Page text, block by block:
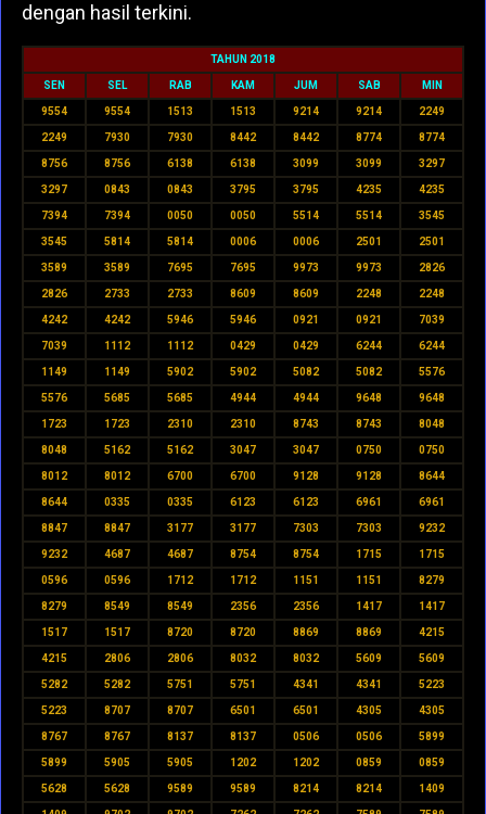
dengan hasil terkini.
TAHUN 2018
SEN SEL RAB KAM JUM SAB MIN
9554 9554 1513 1513 9214 9214 2249
2249 7930 7930 8442 8442 8774 8774
8756 8756 6138 6138 3099 3099 3297
3297 0843 0843 3795 3795 4235 4235
7394 7394 0050 0050 5514 5514 3545
3545 5814 5814 0006 0006 2501 2501
3589 3589 7695 7695 9973 9973 2826
2826 2733 2733 8609 8609 2248 2248
4242 4242 5946 5946 0921 0921 7039
7039 1112 1112 0429 0429 6244 6244
1149 1149 5902 5902 5082 5082 5576
5576 5685 5685 4944 4944 9648 9648
1723 1723 2310 2310 8743 8743 8048
8048 5162 5162 3047 3047 0750 0750
8012 8012 6700 6700 9128 9128 8644
8644 0335 0335 6123 6123 6961 6961
8847 8847 3177 3177 7303 7303 9232
9232 4687 4687 8754 8754 1715 1715
0596 0596 1712 1712 1151 1151 8279
8279 8549 8549 2356 2356 1417 1417
1517 1517 8720 8720 8869 8869 4215
4215 2806 2806 8032 8032 5609 5609
5282 5282 5751 5751 4341 4341 5223
5223 8707 8707 6501 6501 4305 4305
8767 8767 8137 8137 0506 0506 5899
5899 5905 5905 1202 1202 0859 0859
5628 5628 9589 9589 8214 8214 1409